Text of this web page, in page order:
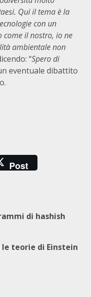
Qui il tema è la
con un
il nostro, io ne
ambientale non
“Spero di
eventuale dibattito
Post
di hashish
teorie di Einstein